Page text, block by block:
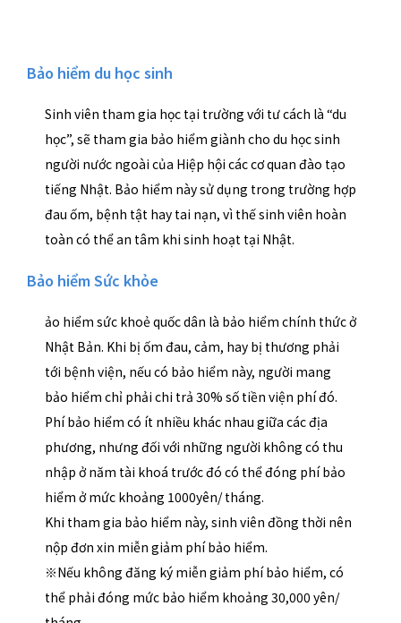
Bảo hiểm du học sinh
Sinh viên tham gia học tại trường với tư cách là “du
học”, sẽ tham gia bảo hiểm giành cho du học sinh
người nước ngoài của Hiệp hội các cơ quan đào tạo
tiếng Nhật. Bảo hiểm này sử dụng trong trường hợp
đau ốm, bệnh tật hay tai nạn, vì thế sinh viên hoàn
toàn có thể an tâm khi sinh hoạt tại Nhật.
Bảo hiểm Sức khỏe
ảo hiểm sức khoẻ quốc dân là bảo hiểm chính thức ở
Nhật Bản. Khi bị ốm đau, cảm, hay bị thương phải
tới bệnh viện, nếu có bảo hiểm này, người mang
bảo hiểm chỉ phải chi trả 30% số tiền viện phí đó.
Phí bảo hiểm có ít nhiều khác nhau giữa các địa
phương, nhưng đối với những người không có thu
nhập ở năm tài khoá trước đó có thể đóng phí bảo
hiểm ở mức khoảng 1000yên/ tháng.
Khi tham gia bảo hiểm này, sinh viên đồng thời nên
nộp đơn xin miễn giảm phí bảo hiểm.
※Nếu không đăng ký miễn giảm phí bảo hiểm, có
thể phải đóng mức bảo hiểm khoảng 30,000 yên/